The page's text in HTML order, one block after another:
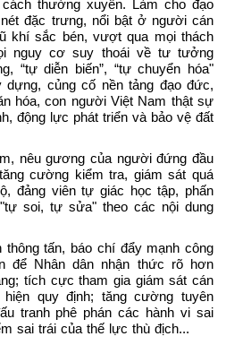
thường xuyên. Làm cho đạo
đặc trưng, nổi bật ở người cán
khí sắc bén, vượt qua mọi thách
nguy cơ suy thoái về tư tưởng
“tự diễn biến”, “tự chuyển hóa"
củng cố nền tảng đạo đức,
hóa, con người Việt Nam thật sự
động lực phát triển và bảo vệ đất
nêu gương của người đứng đầu
cường kiểm tra, giám sát quá
đảng viên tự giác học tập, phấn
soi, tự sửa" theo các nội dung
tấn, báo chí đẩy mạnh công
để Nhân dân nhận thức rõ hơn
tích cực tham gia giám sát cán
quy định; tăng cường tuyên
tranh phê phán các hành vi sai
sai trái của thế lực thù địch...